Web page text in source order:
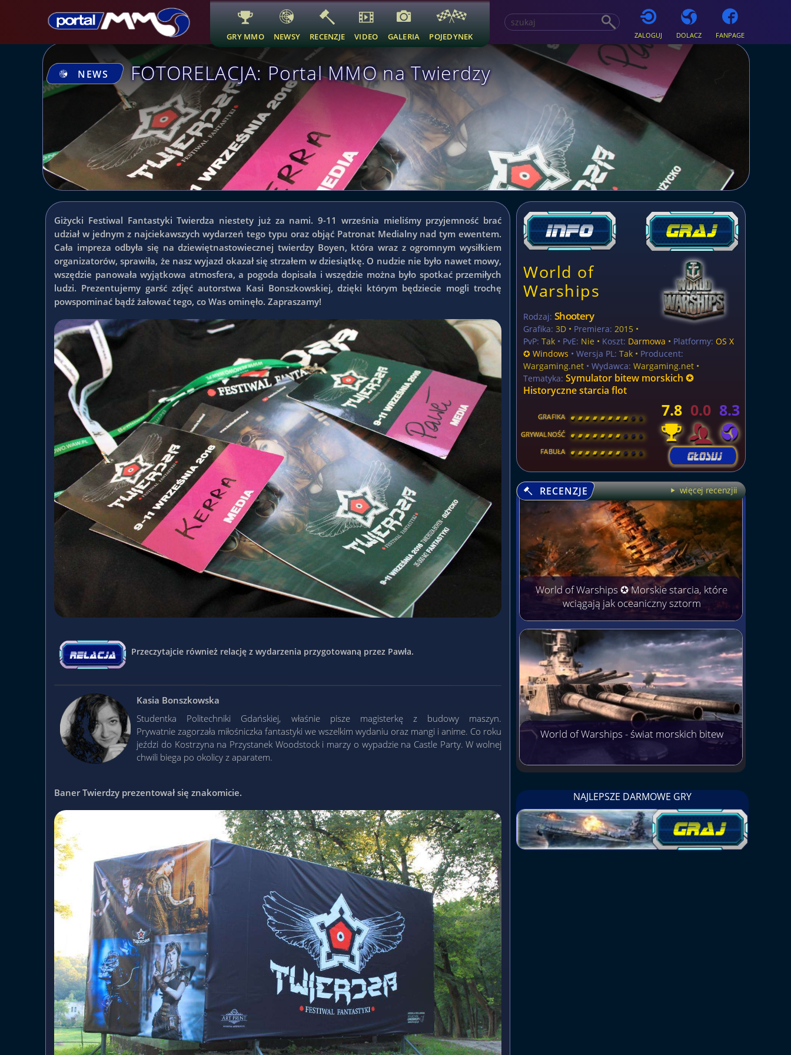
GRY MMO NEWSY RECENZJE VIDEO GALERIA POJEDYNEK ZALOGUJ DOLACZ FANPAGE
NEWS FOTORELACJA: Portal MMO na Twierdzy
Giżycki Festiwal Fantastyki Twierdza niestety już za nami. 9-11 września mieliśmy przyjemność brać
udział w jednym z najciekawszych wydarzeń tego typu oraz objąć Patronat Medialny nad tym ewentem.
Cała impreza odbyła się na dziewiętnastowiecznej twierdzy Boyen, która wraz z ogromnym wysiłkiem
organizatorów, sprawiła, że nasz wyjazd okazał się strzałem w dziesiątkę. O nudzie nie było nawet mowy,
wszędzie panowała wyjątkowa atmosfera, a pogoda dopisała i wszędzie można było spotkać przemiłych
ludzi. Prezentujemy garść zdjęć autorstwa Kasi Bonszkowskiej, dzięki którym będziecie mogli trochę
powspominać bądź żałować tego, co Was ominęło. Zapraszamy!
Przeczytajcie również relację z wydarzenia przygotowaną przez Pawła.
Kasia Bonszkowska
Studentka Politechniki Gdańskiej, właśnie pisze magisterkę z budowy maszyn.
Prywatnie zagorzała miłośniczka fantastyki we wszelkim wydaniu oraz mangi i anime. Co roku
jeździ do Kostrzyna na Przystanek Woodstock i marzy o wypadzie na Castle Party. W wolnej
chwili biega po okolicy z aparatem.
Baner Twierdzy prezentował się znakomicie.
World of
Warships
Rodzaj: Shootery
Grafika: 3D • Premiera: 2015 •
PvP: Tak • PvE: Nie • Koszt: Darmowa • Platformy: OS X
✪ Windows • Wersja PL: Tak • Producent:
Wargaming.net • Wydawca: Wargaming.net •
Tematyka: Symulator bitew morskich ✪
Historyczne starcia flot
GRAFIKA [ \ \ \ \ \ \ \ \ ]
GRYWALNOŚĆ [ \ \ \ \ \ \ \ \ ]
FABUŁA [ \ \ \ \ \ \ \ \ ]
7.8 0.0 8.3
RECENZJE więcej recenzjii
World of Warships ✪ Morskie starcia, które
wciągają jak oceaniczny sztorm
World of Warships - świat morskich bitew
NAJLEPSZE DARMOWE GRY